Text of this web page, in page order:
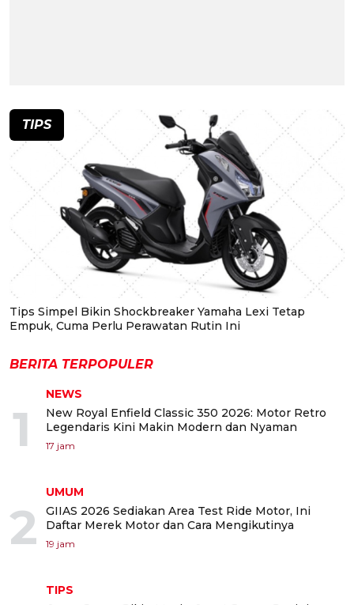
TIPS
Tips Simpel Bikin Shockbreaker Yamaha Lexi Tetap
Empuk, Cuma Perlu Perawatan Rutin Ini
BERITA TERPOPULER
1
NEWS
New Royal Enfield Classic 350 2026: Motor Retro
Legendaris Kini Makin Modern dan Nyaman
17 jam
2
UMUM
GIIAS 2026 Sediakan Area Test Ride Motor, Ini
Daftar Merek Motor dan Cara Mengikutinya
19 jam
TIPS